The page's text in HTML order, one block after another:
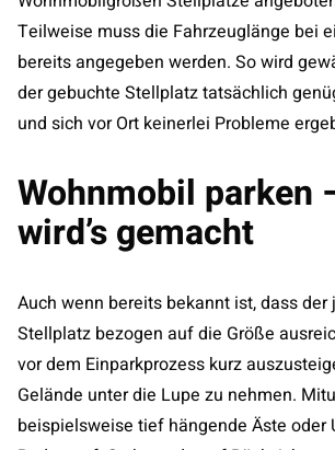
Teilweise muss die Fahrzeuglänge bei
bereits angegeben werden. So wird
der gebuchte Stellplatz tatsächlich
und sich vor Ort keinerlei Probleme
Wohnmobil parken
wird’s gemacht
Auch wenn bereits bekannt ist, dass der
Stellplatz bezogen auf die Größe
vor dem Einparkprozess kurz
Gelände unter die Lupe zu nehmen.
beispielsweise tief hängende Äste oder